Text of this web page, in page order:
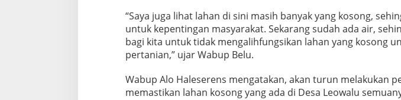
“Saya juga lihat lahan di sini masih banyak yang kosong,
untuk kepentingan masyarakat. Sekarang sudah ada air,
bagi kita untuk tidak mengalihfungsikan lahan yang kosong
pertanian,” ujar Wabup Belu.
Wabup Alo Haleserens mengatakan, akan turun melakukan
memastikan lahan kosong yang ada di Desa Leowalu